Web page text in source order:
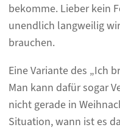
bekomme. Lieber kein
unendlich langweilig
brauchen.
Eine Variante des „Ich
Man kann dafür sogar
nicht gerade in
Situation, wann ist es